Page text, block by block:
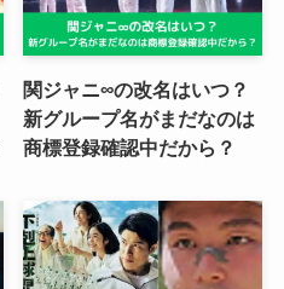
関ジャニ∞の改名はいつ？
新グループ名がまだなのは
商標登録確認中だから？